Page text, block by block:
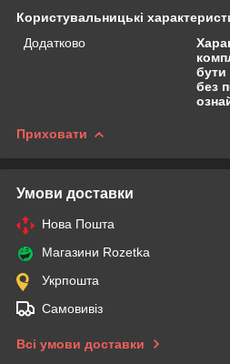
Користувальницькі
Додатково
бути
без
Приховати
Умови доставки
Нова Пошта
Магазини Rozetka
Укрпошта
Самовивіз
Всі умови доставки